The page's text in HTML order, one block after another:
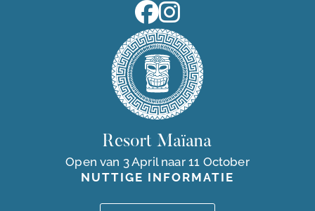
Resort Maïana
Open van 3 April naar 11 October
NUTTIGE INFORMATIE